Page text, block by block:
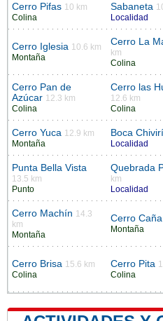
Cerro Pifas 10 km
Colina
Sabaneta
Localidad
Cerro Iglesia 10.6 km
Montaña
Cerro La
km
Colina
Cerro Pan de
Azúcar 12.3 km
Colina
Cerro las
12.6 km
Colina
Cerro Yuca 12.9 km
Montaña
Boca Chivirí
Localidad
Punta Bella Vista
13.5 km
Punto
Quebrada
km
Localidad
Cerro Machín 14.3
km
Montaña
Cerro Caña
Montaña
Cerro Brisa 15.6 km
Colina
Cerro Pita
Colina